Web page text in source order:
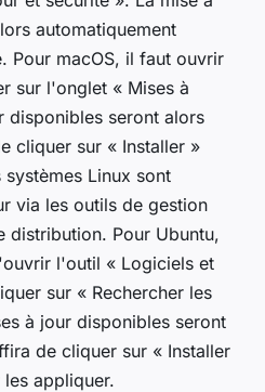
automatiquement
Pour macOS, il faut ouvrir
sur l'onglet « Mises à
disponibles seront alors
cliquer sur « Installer »
Linux sont
via les outils de gestion
distribution. Pour Ubuntu,
l'outil « Logiciels et
sur « Rechercher les
à jour disponibles seront
de cliquer sur « Installer
appliquer.